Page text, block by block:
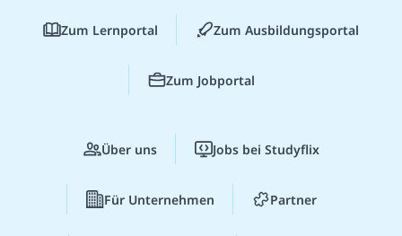
Zum Lernportal Zum Ausbildungsportal
Zum Jobportal
Über uns Jobs bei Studyflix
Für Unternehmen Partner